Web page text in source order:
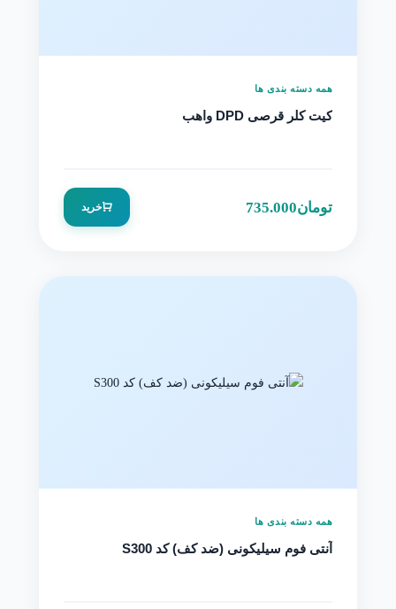
همه دسته بندی ها
کیت کلر قرصی DPD واهب
تومان735.000 خرید
همه دسته بندی ها
آنتی فوم سیلیکونی (ضد کف) کد S300